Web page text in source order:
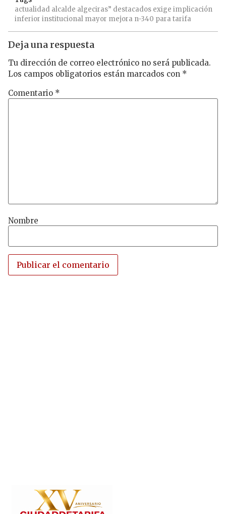
actualidad alcalde algeciras” destacados exige implicación
inferior institucional mayor mejora n-340 para tarifa
Deja una respuesta
Tu dirección de correo electrónico no será publicada.
Los campos obligatorios están marcados con *
Comentario *
Nombre